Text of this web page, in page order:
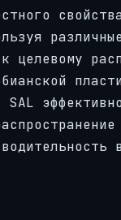
целевому